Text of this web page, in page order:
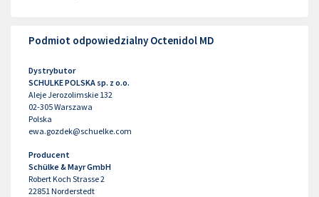
Podmiot odpowiedzialny Octenidol MD
Dystrybutor
SCHULKE POLSKA sp. z o.o.
Aleje Jerozolimskie 132
02-305Warszawa
Polska
ewa.gozdek@schuelke.com
Producent
Schülke & Mayr GmbH
Robert Koch Strasse 2
22851Norderstedt